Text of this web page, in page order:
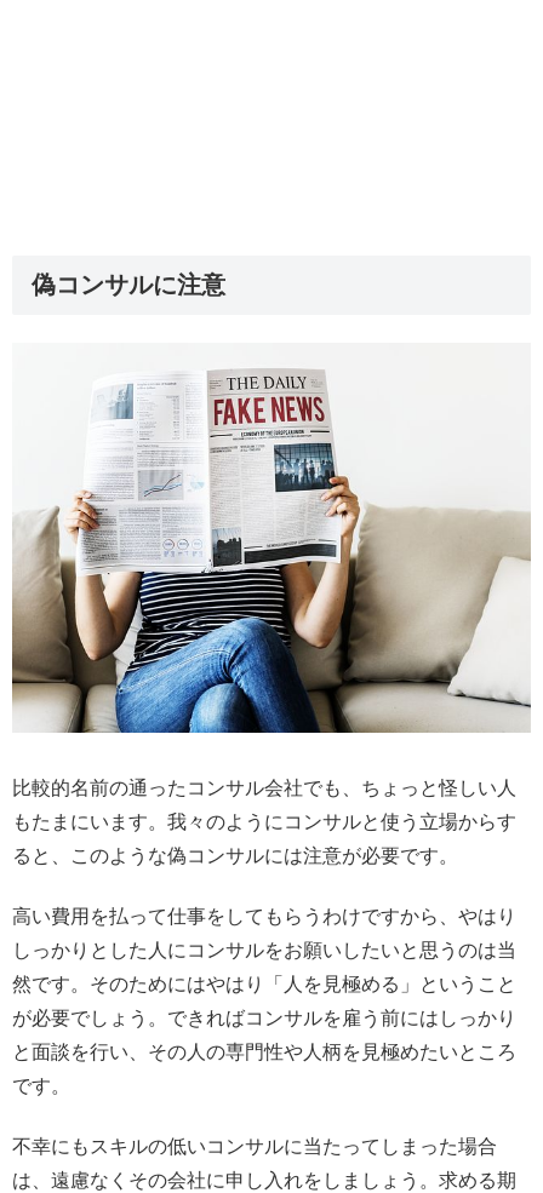
偽コンサルに注意
比較的名前の通ったコンサル会社でも、ちょっと怪しい人
もたまにいます。我々のようにコンサルと使う立場からす
ると、このような偽コンサルには注意が必要です。
高い費用を払って仕事をしてもらうわけですから、やはり
しっかりとした人にコンサルをお願いしたいと思うのは当
然です。そのためにはやはり「人を見極める」ということ
が必要でしょう。できればコンサルを雇う前にはしっかり
と面談を行い、その人の専門性や人柄を見極めたいところ
です。
不幸にもスキルの低いコンサルに当たってしまった場合
は、遠慮なくその会社に申し入れをしましょう。求める期